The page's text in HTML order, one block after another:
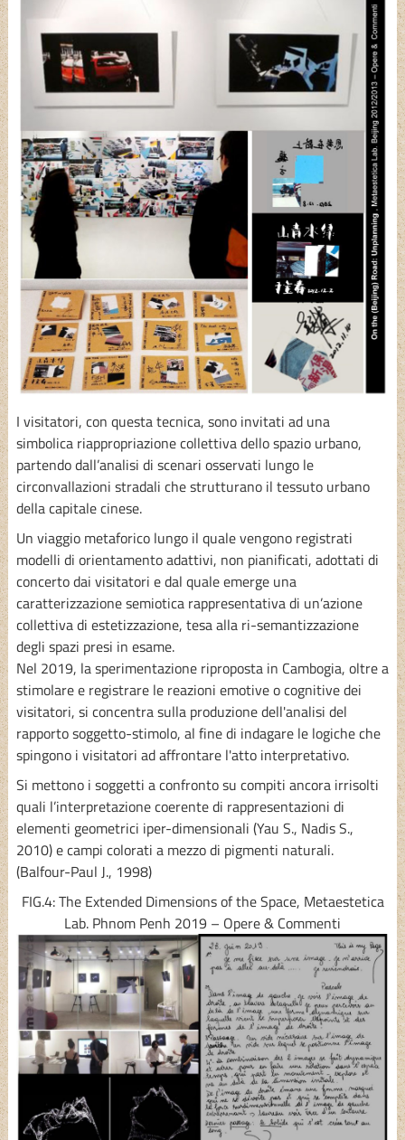
I visitatori, con questa tecnica, sono invitati ad una
simbolica riappropriazione collettiva dello spazio urbano,
partendo dall’analisi di scenari osservati lungo le
circonvallazioni stradali che strutturano il tessuto urbano
della capitale cinese.
Un viaggio metaforico lungo il quale vengono registrati
modelli di orientamento adattivi, non pianificati, adottati di
concerto dai visitatori e dal quale emerge una
caratterizzazione semiotica rappresentativa di un’azione
collettiva di estetizzazione, tesa alla ri-semantizzazione
degli spazi presi in esame.
Nel 2019, la sperimentazione riproposta in Cambogia, oltre a
stimolare e registrare le reazioni emotive o cognitive dei
visitatori, si concentra sulla produzione dell'analisi del
rapporto soggetto-stimolo, al fine di indagare le logiche che
spingono i visitatori ad affrontare l'atto interpretativo.
Si mettono i soggetti a confronto su compiti ancora irrisolti
quali l’interpretazione coerente di rappresentazioni di
elementi geometrici iper-dimensionali (Yau S., Nadis S.,
2010) e campi colorati a mezzo di pigmenti naturali.
(Balfour-Paul J., 1998)
FIG.4: The Extended Dimensions of the Space, Metaestetica
Lab. Phnom Penh 2019 – Opere & Commenti